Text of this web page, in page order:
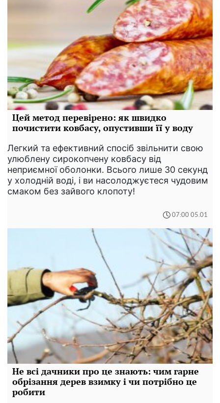
Цей метод перевірено: як швидко
почистити ковбасу, опустивши її у воду
Легкий та ефективний спосіб звільнити свою
улюблену сирокопчену ковбасу від
неприємної оболонки. Всього лише 30 секунд
у холодній воді, і ви насолоджуєтеся чудовим
смаком без зайвого клопоту!
07:00 05.01
Не всі дачники про це знають: чим гарне
обрізання дерев взимку і чи потрібно це
робити